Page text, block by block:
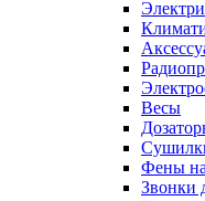
Весы
Фены
Звонки